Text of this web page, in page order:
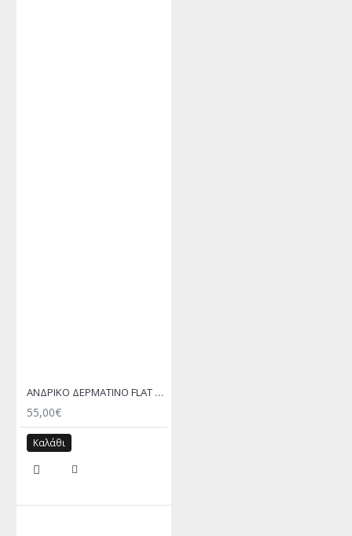
ΑΝΔΡΙΚΟ ΔΕΡΜΑΤΙΝΟ FLAT ΣΑΝΔΑΛΙ ΤΖΙΝ ΚΕΡΙ ΕΚΤΟΡΑΣ
55,00€
Καλάθι